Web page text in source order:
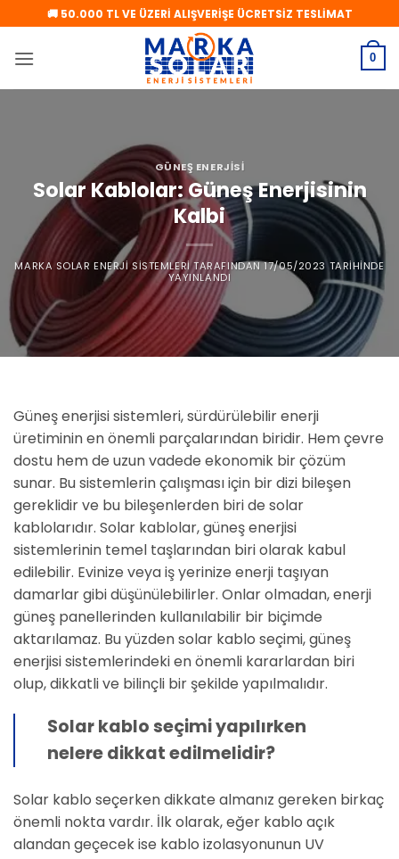
atla
🚚 50.000 TL VE ÜZERİ ALIŞVERİŞE ÜCRETSİZ TESLİMAT
0
GÜNEŞ ENERJISI
Solar Kablolar: Güneş Enerjisinin
Kalbi
MARKA SOLAR ENERJI SISTEMLERITARAFINDAN 17/05/2023TARIHINDE
YAYINLANDI
Güneş enerjisi sistemleri, sürdürülebilir enerji
üretiminin en önemli parçalarından biridir. Hem çevre
dostu hem de uzun vadede ekonomik bir çözüm
sunar. Bu sistemlerin çalışması için bir dizi bileşen
gereklidir ve bu bileşenlerden biri de solar
kablolarıdır. Solar kablolar, güneş enerjisi
sistemlerinin temel taşlarından biri olarak kabul
edilebilir. Evinize veya iş yerinize enerji taşıyan
damarlar gibi düşünülebilirler. Onlar olmadan, enerji
güneş panellerinden kullanılabilir bir biçimde
aktarılamaz. Bu yüzden solar kablo seçimi, güneş
enerjisi sistemlerindeki en önemli kararlardan biri
olup, dikkatli ve bilinçli bir şekilde yapılmalıdır.
Solar kablo seçimi yapılırken
nelere dikkat edilmelidir?
Solar kablo seçerken dikkate almanız gereken birkaç
önemli nokta vardır. İlk olarak, eğer kablo açık
alandan geçecek ise kablo izolasyonunun UV